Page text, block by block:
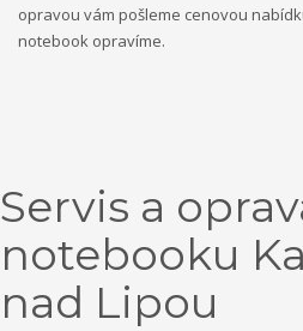
opravou vám pošleme cenovou
notebook opravíme.
Servis a
notebooku
nad Lipou